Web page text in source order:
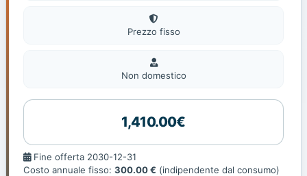
Prezzo fisso
Non
domestic
Non domestico
1,410.00€
Fine
offerta
Fine offerta 2030-12-31
Costo annuale fisso: 300.00 € (indipendente dal consumo)